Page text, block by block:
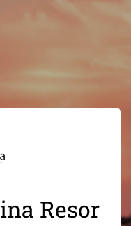
Resor